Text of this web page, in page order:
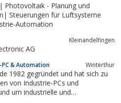
Photovoltaik - Planung und
Steuerungen für Luftsysteme
Automation
Kleinandelfingen
AG
& Automation Winterthur
1982 gegründet und hat sich zu
von Industrie-PCs und
um industrielle und